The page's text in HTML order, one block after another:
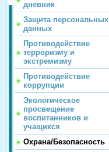
дневник
Защита персональных
данных
Противодействие
терроризму и
экстремизму
Противодействие
коррупции
Экологическое
просвещение
воспитанников и
учащихся
Охрана/Безопасность